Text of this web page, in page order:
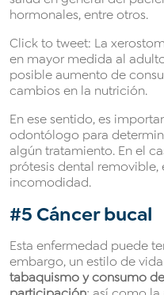
hormonales, entre otros.
Click to tweet: La
en mayor medida al
posible aumento de
cambios en la nutrición.
En ese sentido, es
odontólogo para
algún tratamiento. En el
prótesis dental
incomodidad.
#5 Cáncer bucal
Esta enfermedad puede
embargo, un estilo de
tabaquismo y consumo